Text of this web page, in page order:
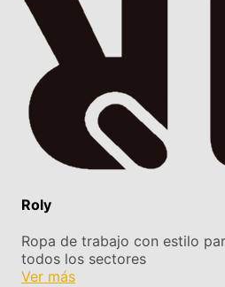
Roly
Ropa de trabajo con estilo
todos los sectores
Ver más